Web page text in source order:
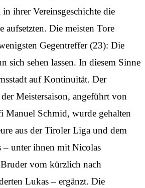
ihrer Vereinsgeschichte die
aufsetzten. Die meisten Tore
Gegentreffer (23): Die
sich sehen lassen. In diesem Sinne
auf Kontinuität. Der
Meistersaison, angeführt von
Manuel Schmid, wurde gehalten
aus der Tiroler Liga und dem
– unter ihnen mit Nicolas
vom kürzlich nach
Lukas – ergänzt. Die